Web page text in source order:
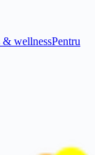
& wellnessPentru